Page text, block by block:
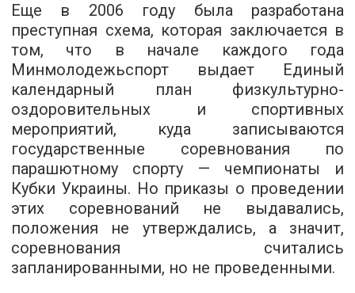
Еще в 2006 году была разработана
преступная схема, которая заключается в
том, что в начале каждого года
Минмолодежьспорт выдает Единый
календарный план физкультурно-
оздоровительных и спортивных
мероприятий, куда записываются
государственные соревнования по
парашютному спорту — чемпионаты и
Кубки Украины. Но приказы о проведении
этих соревнований не выдавались,
положения не утверждались, а значит,
соревнования считались
запланированными, но не проведенными.